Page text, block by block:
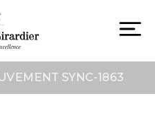
SYNC-1863